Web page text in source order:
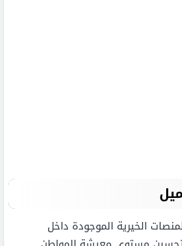
الخيرية الموجودة داخل